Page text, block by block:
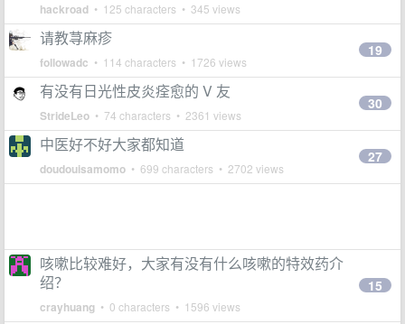
hackroad • 125 characters • 345 views
请教荨麻疹
followadc • 114 characters • 1726 views
19
有没有日光性皮炎痊愈的 V 友
StrideLeo • 74 characters • 2361 views
30
中医好不好大家都知道
doudouisamomo • 699 characters • 2702 views
27
咳嗽比较难好，大家有没有什么咳嗽的特效药介
绍？
crayhuang • 0 characters • 1596 views
15